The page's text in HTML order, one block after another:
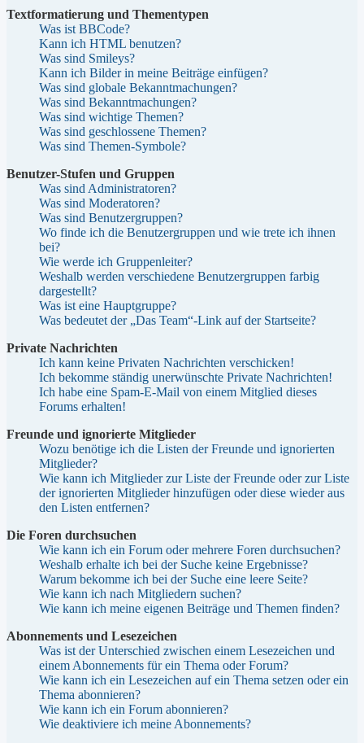
Textformatierung und Thementypen
Was ist BBCode?
Kann ich HTML benutzen?
Was sind Smileys?
Kann ich Bilder in meine Beiträge einfügen?
Was sind globale Bekanntmachungen?
Was sind Bekanntmachungen?
Was sind wichtige Themen?
Was sind geschlossene Themen?
Was sind Themen-Symbole?
Benutzer-Stufen und Gruppen
Was sind Administratoren?
Was sind Moderatoren?
Was sind Benutzergruppen?
Wo finde ich die Benutzergruppen und wie trete ich ihnen
bei?
Wie werde ich Gruppenleiter?
Weshalb werden verschiedene Benutzergruppen farbig
dargestellt?
Was ist eine Hauptgruppe?
Was bedeutet der „Das Team“-Link auf der Startseite?
Private Nachrichten
Ich kann keine Privaten Nachrichten verschicken!
Ich bekomme ständig unerwünschte Private Nachrichten!
Ich habe eine Spam-E-Mail von einem Mitglied dieses
Forums erhalten!
Freunde und ignorierte Mitglieder
Wozu benötige ich die Listen der Freunde und ignorierten
Mitglieder?
Wie kann ich Mitglieder zur Liste der Freunde oder zur Liste
der ignorierten Mitglieder hinzufügen oder diese wieder aus
den Listen entfernen?
Die Foren durchsuchen
Wie kann ich ein Forum oder mehrere Foren durchsuchen?
Weshalb erhalte ich bei der Suche keine Ergebnisse?
Warum bekomme ich bei der Suche eine leere Seite?
Wie kann ich nach Mitgliedern suchen?
Wie kann ich meine eigenen Beiträge und Themen finden?
Abonnements und Lesezeichen
Was ist der Unterschied zwischen einem Lesezeichen und
einem Abonnements für ein Thema oder Forum?
Wie kann ich ein Lesezeichen auf ein Thema setzen oder ein
Thema abonnieren?
Wie kann ich ein Forum abonnieren?
Wie deaktiviere ich meine Abonnements?